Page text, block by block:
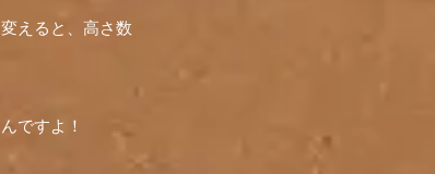
えると、高さ数
ですよ！